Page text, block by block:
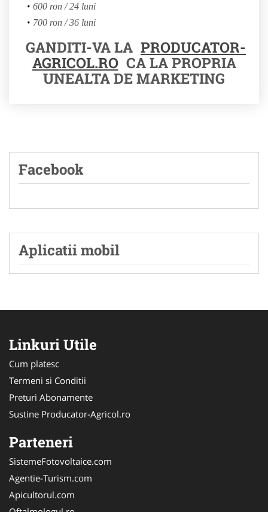
600 ron / 24 luni
700 ron / 36 luni
GANDITI-VA LA PRODUCATOR-
AGRICOL.RO CA LA PROPRIA
UNEALTA DE MARKETING
Facebook
Aplicatii mobil
Linkuri Utile
Cum platesc
Termeni si Conditii
Preturi Abonamente
Sustine Producator-Agricol.ro
Parteneri
SistemeFotovoltaice.com
Agentie-Turism.com
Apicultorul.com